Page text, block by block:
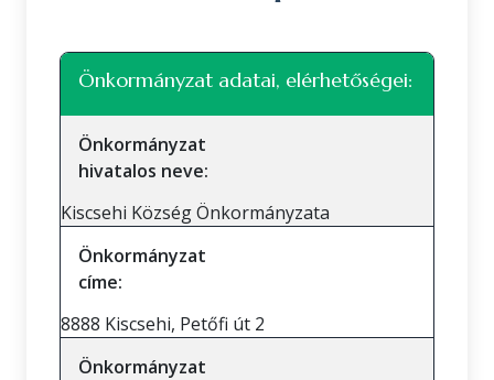
+
Önkormányzat adatai, elérhetőségei:
Önkormányzat
hivatalos neve:
Kiscsehi Község Önkormányzata
Önkormányzat
címe:
8888 Kiscsehi, Petőfi út 2
Önkormányzat